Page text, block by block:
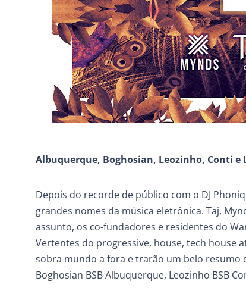
Albuquerque, Boghosian, Leozinho, Conti e
Depois do recorde de público com o DJ
grandes nomes da música eletrônica. Taj,
assunto, os co-fundadores e residentes do
Vertentes do progressive, house, tech house
sobra mundo a fora e trarão um belo resumo
Boghosian BSB Albuquerque, Leozinho BSB